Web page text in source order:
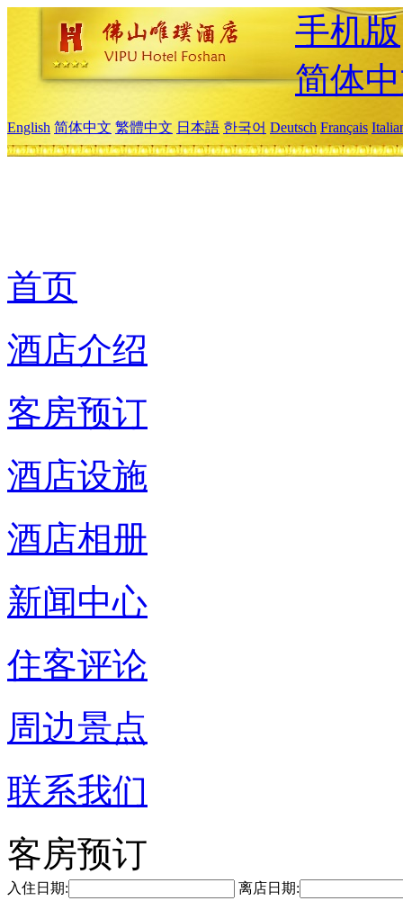
手机版
简体
English 简体中文 繁體中文 日本語 한국어 Deutsch Français
首页
酒店介绍
客房预订
酒店设施
酒店相册
新闻中心
住客评论
周边景点
联系我们
客房预订
入住日期: 离店日期: